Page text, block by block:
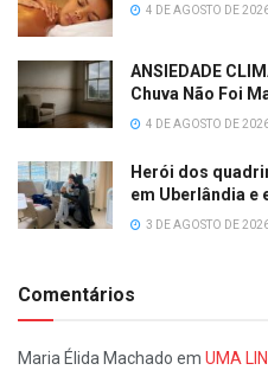
4 DE AGOSTO DE
ANSIEDADE
Chuva Não Foi
4 DE AGOSTO DE
Herói dos
em Uberlândia e
3 DE AGOSTO DE
Comentários
Maria Élida Machado em UMA